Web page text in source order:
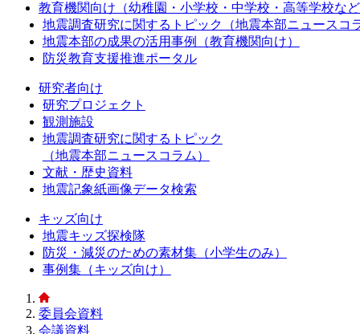
教育機関向け（幼稚園・小学校・中学校・高等学校など
地震調査研究に関するトピック（地震本部ニュースコ
地震本部の成果の活用事例（教育機関向け）
防災教育支援推進ポータル
研究者向け
研究プロジェクト
観測施設
地震調査研究に関するトピック
（地震本部ニュースコラム）
文献・歴史資料
地震記象紙画像データ検索
キッズ向け
地震キッズ探検隊
防災・減災のための素材集（小学生のみ）
事例集（キッズ向け）
委員会資料
会議資料